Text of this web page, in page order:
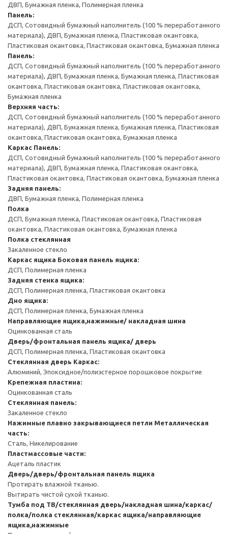
ДВП, Бумажная пленка, Полимерная пленка
Панель:
ДСП, Сотовидный бумажный наполнитель (100 % переработанного
материала), ДВП, Бумажная пленка, Пластиковая окантовка,
Пластиковая окантовка, Пластиковая окантовка, Бумажная пленка
Панель:
ДСП, Сотовидный бумажный наполнитель (100 % переработанного
материала), ДВП, Бумажная пленка, Бумажная пленка, Пластиковая
окантовка, Пластиковая окантовка, Пластиковая окантовка,
Бумажная пленка
Верхняя часть:
ДСП, Сотовидный бумажный наполнитель (100 % переработанного
материала), ДВП, Бумажная пленка, Бумажная пленка, Пластиковая
окантовка, Пластиковая окантовка, Бумажная пленка
Каркас Панель:
ДСП, Сотовидный бумажный наполнитель (100 % переработанного
материала), ДВП, Бумажная пленка, Пластиковая окантовка,
Пластиковая окантовка, Пластиковая окантовка, Бумажная пленка
Задняя панель:
ДВП, Бумажная пленка, Полимерная пленка
Полка
ДСП, Бумажная пленка, Пластиковая окантовка, Пластиковая
окантовка, Пластиковая окантовка, Бумажная пленка
Полка стеклянная
Закаленное стекло
Каркас ящика Боковая панель ящика:
ДСП, Полимерная пленка
Задняя стенка ящика:
ДСП, Полимерная пленка, Пластиковая окантовка
Дно ящика:
ДСП, Полимерная пленка, Бумажная пленка
Направляющие ящика,нажимные/ накладная шина
Оцинкованная сталь
Дверь/фронтальная панель ящика/ дверь
ДСП, Полимерная пленка, Пластиковая окантовка
Стеклянная дверь Каркас:
Алюминий, Эпоксидное/полиэстерное порошковое покрытие
Крепежная пластина:
Оцинкованная сталь
Стеклянная панель:
Закаленное стекло
Нажимные плавно закрывающиеся петли Металлическая
часть:
Сталь, Никелирование
Пластмассовые части:
Ацеталь пластик
Дверь/дверь/фронтальная панель ящика
Протирать влажной тканью.
Вытирать чистой сухой тканью.
Тумба под ТВ/стеклянная дверь/накладная шина/каркас/
полка/полка стеклянная/каркас ящика/направляющие
ящика,нажимные